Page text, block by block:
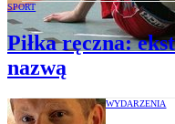
SPORT
Piłka ręczna:
nazwą
WYDARZENIA